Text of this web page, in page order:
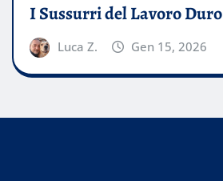
I Sussurri del Lavoro Duro
Luca Z. Gen 15, 2026